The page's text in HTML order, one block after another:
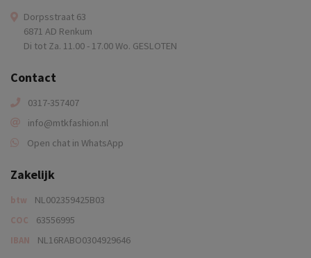
Dorpsstraat 63
6871 AD Renkum
Di tot Za. 11.00 - 17.00 Wo. GESLOTEN
Contact
0317-357407
info@mtkfashion.nl
Open chat in WhatsApp
Zakelijk
btw NL002359425B03
COC 63556995
IBAN NL16RABO0304929646